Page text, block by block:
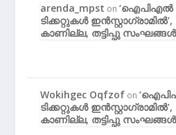
arenda_mpst on‘ഐപിഎൽ
ടിക്കറ്റുകൾ
കാണില്ല, തട്ടിപ്പു
Wokihgec Oqfzof on
ടിക്കറ്റുകൾ
കാണില്ല, തട്ടിപ്പു